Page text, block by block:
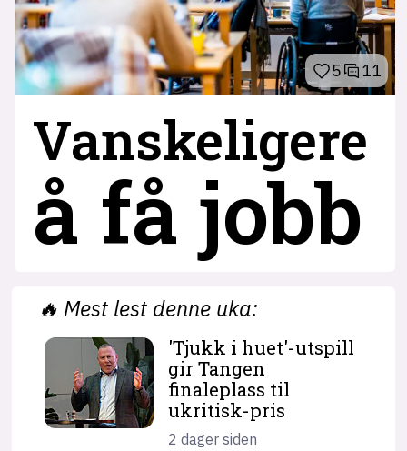
5 11
Vanskeligere
å få jobb
🔥 Mest lest denne uka:
'Tjukk i huet'-utspill
gir Tangen
finaleplass til
ukritisk-pris
2 dager siden